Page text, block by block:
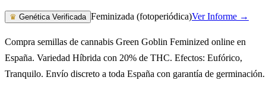
♛ Genética Verificada Feminizada (fotoperiódica)Ver Informe →
Compra semillas de cannabis Green Goblin Feminized online en
España. Variedad Híbrida con 20% de THC. Efectos: Eufórico,
Tranquilo. Envío discreto a toda España con garantía de germinación.